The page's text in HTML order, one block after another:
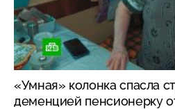
«Умная» колонка спасла
деменцией пенсионерку